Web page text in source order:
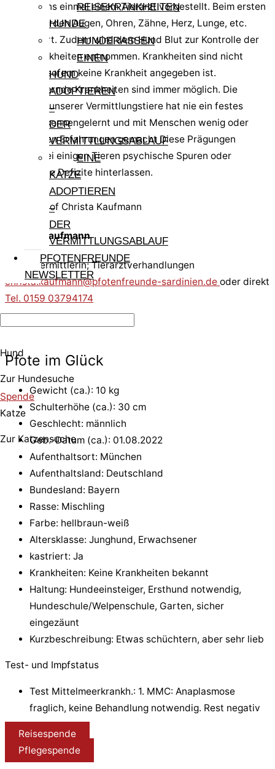
REISEKRANKHEITEN
HUNDE
HUNDERASSEN
EINEN
HUND
ADOPTIEREN
–
DER
VERMITTLUNGSABLAUF
EINE
KATZE
ADOPTIEREN
–
DER
VERMITTLUNGSABLAUF
PFOTENFREUNDE
NEWSLETTER
Hund
Zur Hundesuche
Spende
Katze
Zur Katzensuche
mindestens einmal einem Tierarzt vorgestellt. Beim ersten
Check werden Augen, Ohren, Zähne, Herz, Lunge, etc.
kontrolliert. Zudem wird dem Hund Blut zur Kontrolle der
Reisekrankheiten entnommen. Krankheiten sind nicht
bekannt, sofern keine Krankheit angegeben ist.
Schlummernde Krankheiten sind immer möglich. Die
Mehrzahl unserer Vermittlungstiere hat nie ein festes
Zuhause kennengelernt und mit Menschen wenig oder
keine guten Erfahrungen gemacht Diese Prägungen
können bei einigen Tieren psychische Spuren oder
körperliche Defizite hinterlassen.
Christa Kaufmann
Hundevermittlerin; Tierarztverhandlungen
christa.kaufmann@pfotenfreunde-sardinien.de oder direkt
Tel. 0159 03794174
Pfote im Glück
Gewicht (ca.): 10 kg
Schulterhöhe (ca.): 30 cm
Geschlecht: männlich
Geb.-Datum (ca.): 01.08.2022
Aufenthaltsort: München
Aufenthaltsland: Deutschland
Bundesland: Bayern
Rasse: Mischling
Farbe: hellbraun-weiß
Altersklasse: Junghund, Erwachsener
kastriert: Ja
Krankheiten: Keine Krankheiten bekannt
Haltung: Hundeeinsteiger, Ersthund notwendig,
Hundeschule/Welpenschule, Garten, sicher
eingezäunt
Kurzbeschreibung: Etwas schüchtern, aber sehr lieb
Test- und Impfstatus
Test Mittelmeerkrankh.: 1. MMC: Anaplasmose
fraglich, keine Behandlung notwendig. Rest negativ
Reisespende
Pflegespende